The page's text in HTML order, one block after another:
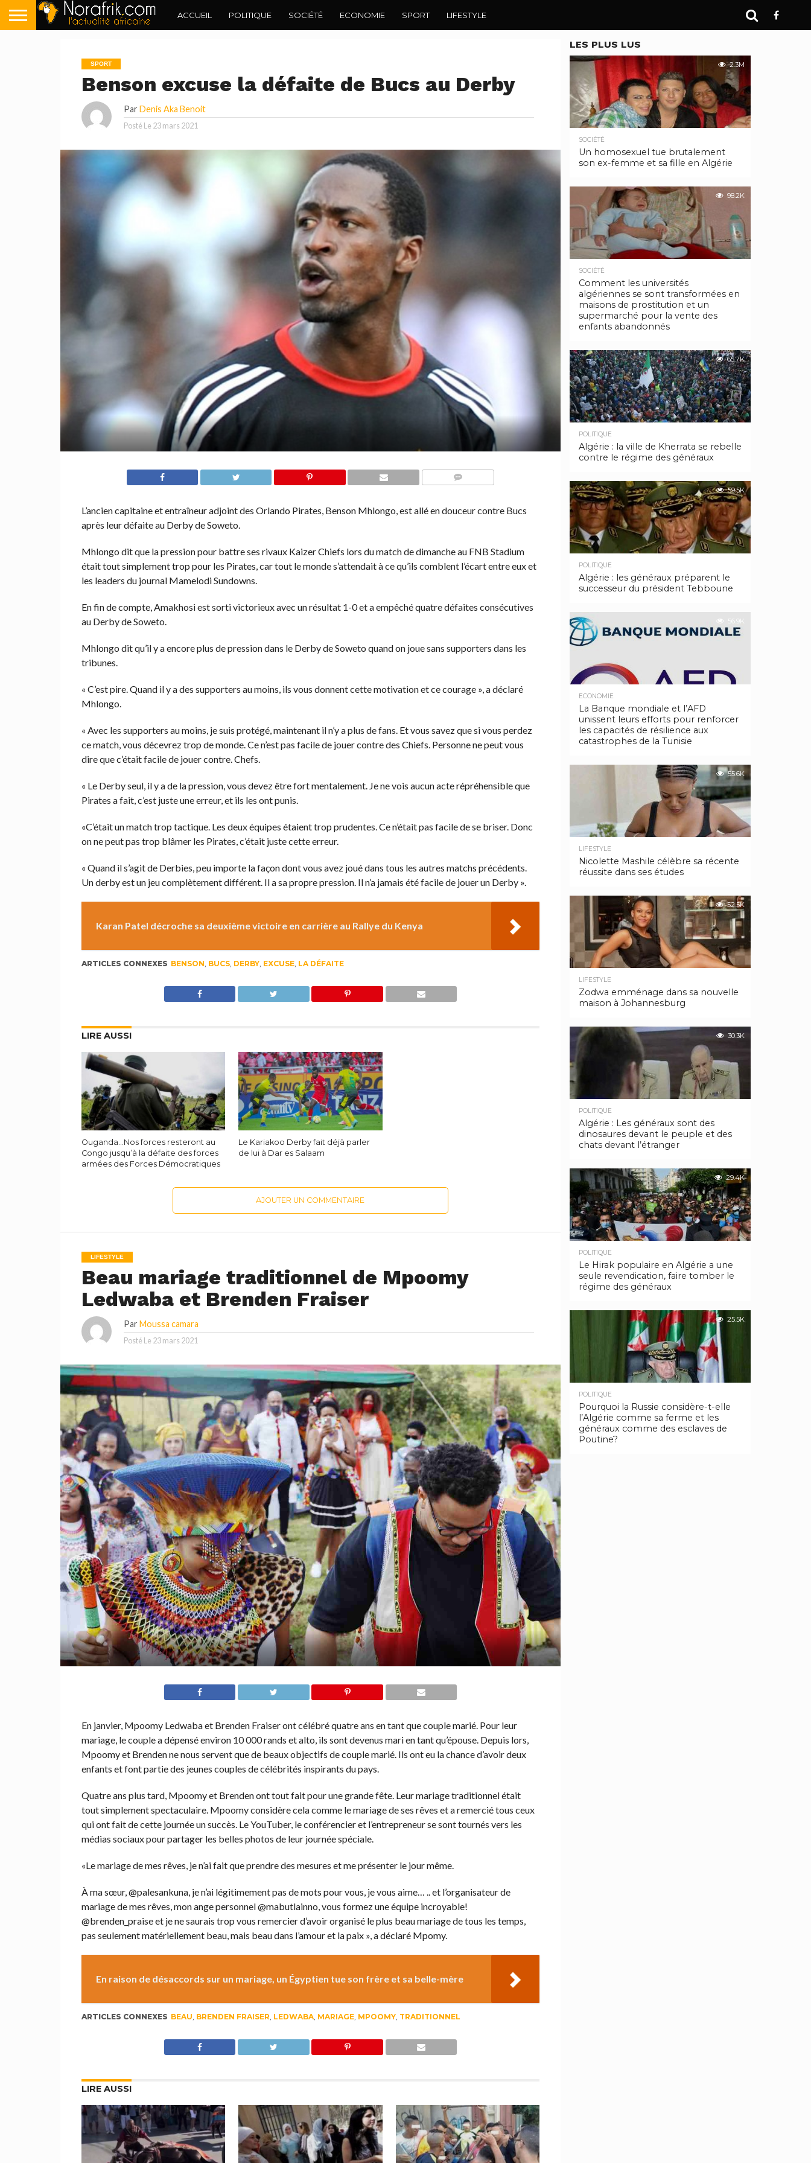
ACCUEIL POLITIQUE SOCIÉTÉ ECONOMIE SPORT LIFESTYLE
SPORT
Benson excuse la défaite de Bucs au Derby
Par Denis Aka Benoit
Posté Le 23 mars 2021
L’ancien capitaine et entraîneur adjoint des Orlando Pirates, Benson Mhlongo, est allé en douceur contre Bucs
après leur défaite au Derby de Soweto.
Mhlongo dit que la pression pour battre ses rivaux Kaizer Chiefs lors du match de dimanche au FNB Stadium
était tout simplement trop pour les Pirates, car tout le monde s’attendait à ce qu’ils comblent l’écart entre eux et
les leaders du journal Mamelodi Sundowns.
En fin de compte, Amakhosi est sorti victorieux avec un résultat 1-0 et a empêché quatre défaites consécutives
au Derby de Soweto.
Mhlongo dit qu’il y a encore plus de pression dans le Derby de Soweto quand on joue sans supporters dans les
tribunes.
« C’est pire. Quand il y a des supporters au moins, ils vous donnent cette motivation et ce courage », a déclaré
Mhlongo.
« Avec les supporters au moins, je suis protégé, maintenant il n’y a plus de fans. Et vous savez que si vous perdez
ce match, vous décevrez trop de monde. Ce n’est pas facile de jouer contre des Chiefs. Personne ne peut vous
dire que c’était facile de jouer contre. Chefs.
« Le Derby seul, il y a de la pression, vous devez être fort mentalement. Je ne vois aucun acte répréhensible que
Pirates a fait, c’est juste une erreur, et ils les ont punis.
«C’était un match trop tactique. Les deux équipes étaient trop prudentes. Ce n’était pas facile de se briser. Donc
on ne peut pas trop blâmer les Pirates, c’était juste cette erreur.
« Quand il s’agit de Derbies, peu importe la façon dont vous avez joué dans tous les autres matchs précédents.
Un derby est un jeu complètement différent. Il a sa propre pression. Il n’a jamais été facile de jouer un Derby ».
Karan Patel décroche sa deuxième victoire en carrière au Rallye du Kenya
ARTICLES CONNEXES BENSON, BUCS, DERBY, EXCUSE, LA DÉFAITE
LIRE AUSSI
Ouganda…Nos forces resteront au
Congo jusqu’à la défaite des forces
armées des Forces Démocratiques
Le Kariakoo Derby fait déjà parler
de lui à Dar es Salaam
AJOUTER UN COMMENTAIRE
LIFESTYLE
Beau mariage traditionnel de Mpoomy
Ledwaba et Brenden Fraiser
Par Moussa camara
Posté Le 23 mars 2021
En janvier, Mpoomy Ledwaba et Brenden Fraiser ont célébré quatre ans en tant que couple marié. Pour leur
mariage, le couple a dépensé environ 10 000 rands et alto, ils sont devenus mari en tant qu’épouse. Depuis lors,
Mpoomy et Brenden ne nous servent que de beaux objectifs de couple marié. Ils ont eu la chance d’avoir deux
enfants et font partie des jeunes couples de célébrités inspirants du pays.
Quatre ans plus tard, Mpoomy et Brenden ont tout fait pour une grande fête. Leur mariage traditionnel était
tout simplement spectaculaire. Mpoomy considère cela comme le mariage de ses rêves et a remercié tous ceux
qui ont fait de cette journée un succès. Le YouTuber, le conférencier et l’entrepreneur se sont tournés vers les
médias sociaux pour partager les belles photos de leur journée spéciale.
«Le mariage de mes rêves, je n’ai fait que prendre des mesures et me présenter le jour même.
À ma sœur, @palesankuna, je n’ai légitimement pas de mots pour vous, je vous aime… .. et l’organisateur de
mariage de mes rêves, mon ange personnel @mabutlainno, vous formez une équipe incroyable!
@brenden_praise et je ne saurais trop vous remercier d’avoir organisé le plus beau mariage de tous les temps,
pas seulement matériellement beau, mais beau dans l’amour et la paix », a déclaré Mpomy.
En raison de désaccords sur un mariage, un Égyptien tue son frère et sa belle-mère
ARTICLES CONNEXES BEAU, BRENDEN FRAISER, LEDWABA, MARIAGE, MPOOMY, TRADITIONNEL
LIRE AUSSI
LES PLUS LUS
2.3M
SOCIÉTÉ
Un homosexuel tue brutalement
son ex-femme et sa fille en Algérie
98.2K
SOCIÉTÉ
Comment les universités
algériennes se sont transformées en
maisons de prostitution et un
supermarché pour la vente des
enfants abandonnés
65.7K
POLITIQUE
Algérie : la ville de Kherrata se rebelle
contre le régime des généraux
59.5K
POLITIQUE
Algérie : les généraux préparent le
successeur du président Tebboune
56.9K
ECONOMIE
La Banque mondiale et l’AFD
unissent leurs efforts pour renforcer
les capacités de résilience aux
catastrophes de la Tunisie
55.6K
LIFESTYLE
Nicolette Mashile célèbre sa récente
réussite dans ses études
52.5K
LIFESTYLE
Zodwa emménage dans sa nouvelle
maison à Johannesburg
30.3K
POLITIQUE
Algérie : Les généraux sont des
dinosaures devant le peuple et des
chats devant l’étranger
29.4K
POLITIQUE
Le Hirak populaire en Algérie a une
seule revendication, faire tomber le
régime des généraux
25.5K
POLITIQUE
Pourquoi la Russie considère-t-elle
l’Algérie comme sa ferme et les
généraux comme des esclaves de
Poutine?